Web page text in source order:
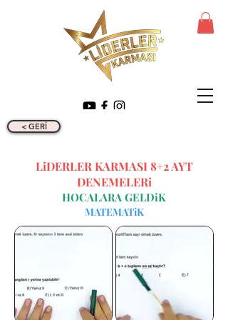
< GERİ
LiDERLER KARMASI 8+2 AYT
DENEMELERi
HOCALARA GELDiK
MATEMATiK